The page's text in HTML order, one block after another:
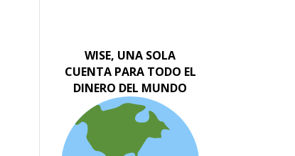
WISE, UNA SOLA
CUENTA PARA TODO EL
DINERO DEL MUNDO